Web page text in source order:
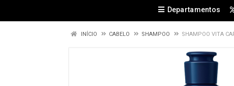
Departamentos
INÍCIO CABELO SHAMPOO SHAMPOO VITA